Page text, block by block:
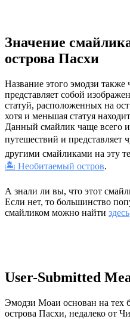
Значение
острова Пасхи
Название этого эмодзи
представляет собой
статуй, расположенных на
хотя и меньшая статуя
Данный смайлик чаще всего
путешествий и представляет
другими смайликами на эту
🏝 Необитаемый остров.
А знали ли вы, что этот
Если нет, то большинство
смайликом можно найти здесь
User-Submitted
Эмодзи Моаи основан на тех
острова Пасхи, недалеко от